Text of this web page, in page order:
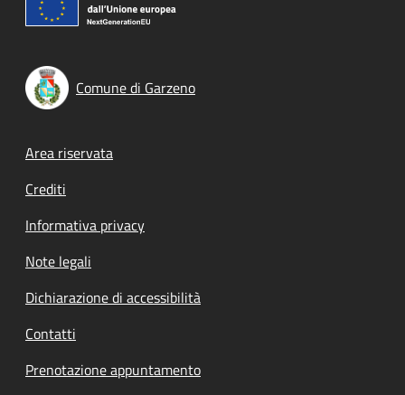
Comune di Garzeno
Footer menu
Area riservata
Crediti
Informativa privacy
Note legali
Dichiarazione di accessibilità
Contatti
Prenotazione appuntamento